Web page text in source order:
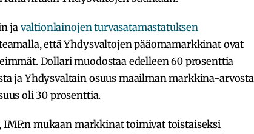
ja valtionlainojen turvasatamastatuksen
että Yhdysvaltojen pääomamarkkinat ovat
Dollari muodostaa edelleen 60 prosenttia
ja Yhdysvaltain osuus maailman markkina-arvosta
oli 30 prosenttia.
mukaan markkinat toimivat toistaiseksi